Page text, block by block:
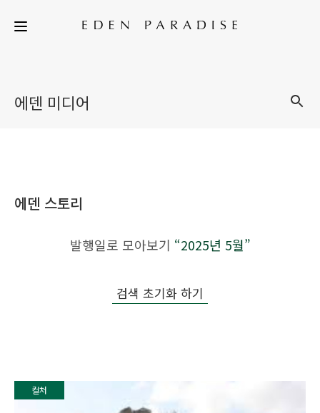
에덴 미디어
에덴 스토리
발행일로 모아보기 “2025년 5월”
검색 초기화 하기
컬처